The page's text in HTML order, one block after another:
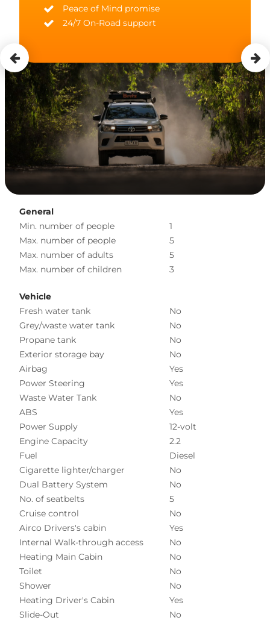
Peace of Mind promise
24/7 On-Road support
General
Min. number of people
1
Max. number of people
5
Max. number of adults
5
Max. number of children
3
Vehicle
Fresh water tank
No
Grey/waste water tank
No
Propane tank
No
Exterior storage bay
No
Airbag
Yes
Power Steering
Yes
Waste Water Tank
No
ABS
Yes
Power Supply
12-volt
Engine Capacity
2.2
Fuel
Diesel
Cigarette lighter/charger
No
Dual Battery System
No
No. of seatbelts
5
Cruise control
No
Airco Drivers's cabin
Yes
Internal Walk-through access
No
Heating Main Cabin
No
Toilet
No
Shower
No
Heating Driver's Cabin
Yes
Slide-Out
No